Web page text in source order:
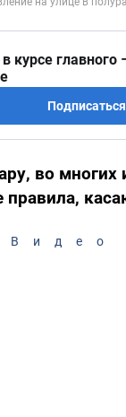
курсе
Подписаться
во многих
Видео